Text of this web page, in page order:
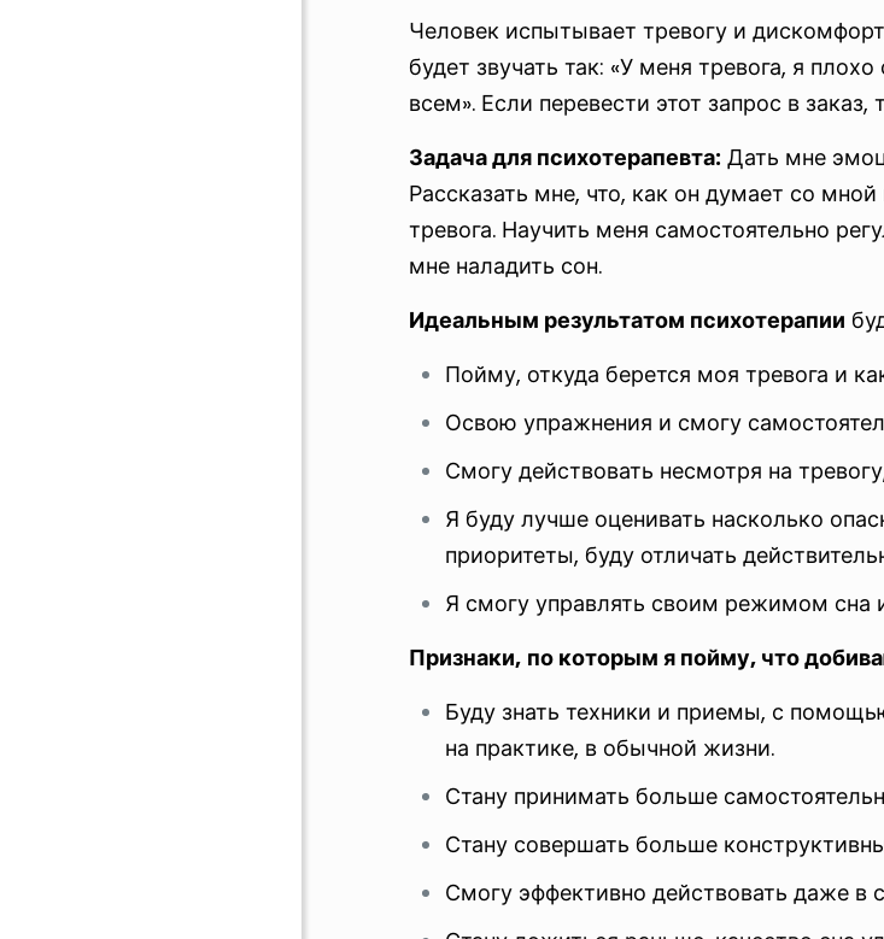
Человек испытывает тревогу и
будет звучать так: «У меня тревога, я
всем». Если перевести этот запрос в
Задача для психотерапевта: Дать мне
Рассказать мне, что, как он думает со
тревога. Научить меня самостоятельно
мне наладить сон.
Идеальным результатом психотерапии
Пойму, откуда берется моя тревога и
Освою упражнения и смогу
Смогу действовать несмотря на
Я буду лучше оценивать насколько
приоритеты, буду отличать
Я смогу управлять своим режимом сна
Признаки, по которым я пойму, что
Буду знать техники и приемы, с
на практике, в обычной жизни.
Стану принимать больше
Стану совершать больше
Смогу эффективно действовать даже в